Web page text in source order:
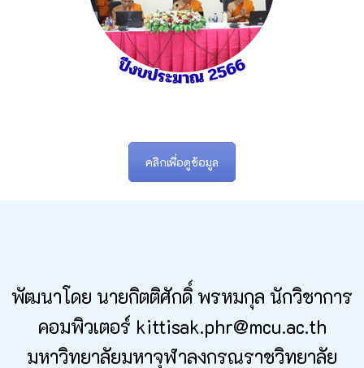
คลิกเพื่อดูข้อมูล
พัฒนาโดย นายกิตติศักดิ์ พรหมกุล นักวิชาการ
คอมพิวเตอร์ kittisak.phr@mcu.ac.th
มหาวิทยาลัยมหาจุฬาลงกรณราชวิทยาลัย